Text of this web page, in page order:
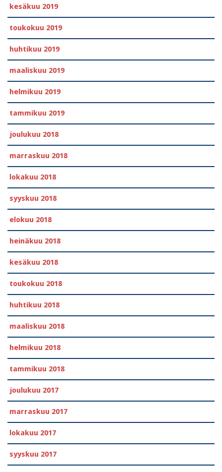
kesäkuu 2019
toukokuu 2019
huhtikuu 2019
maaliskuu 2019
helmikuu 2019
tammikuu 2019
joulukuu 2018
marraskuu 2018
lokakuu 2018
syyskuu 2018
elokuu 2018
heinäkuu 2018
kesäkuu 2018
toukokuu 2018
huhtikuu 2018
maaliskuu 2018
helmikuu 2018
tammikuu 2018
joulukuu 2017
marraskuu 2017
lokakuu 2017
syyskuu 2017